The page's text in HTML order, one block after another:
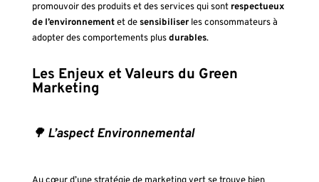
promouvoir des produits et des services qui sont respectueux
de l’environnementet desensibiliserles consommateurs à
adopter des comportements plusdurables.
Les Enjeux et Valeurs du Green
Marketing
🌳 L’aspect Environnemental